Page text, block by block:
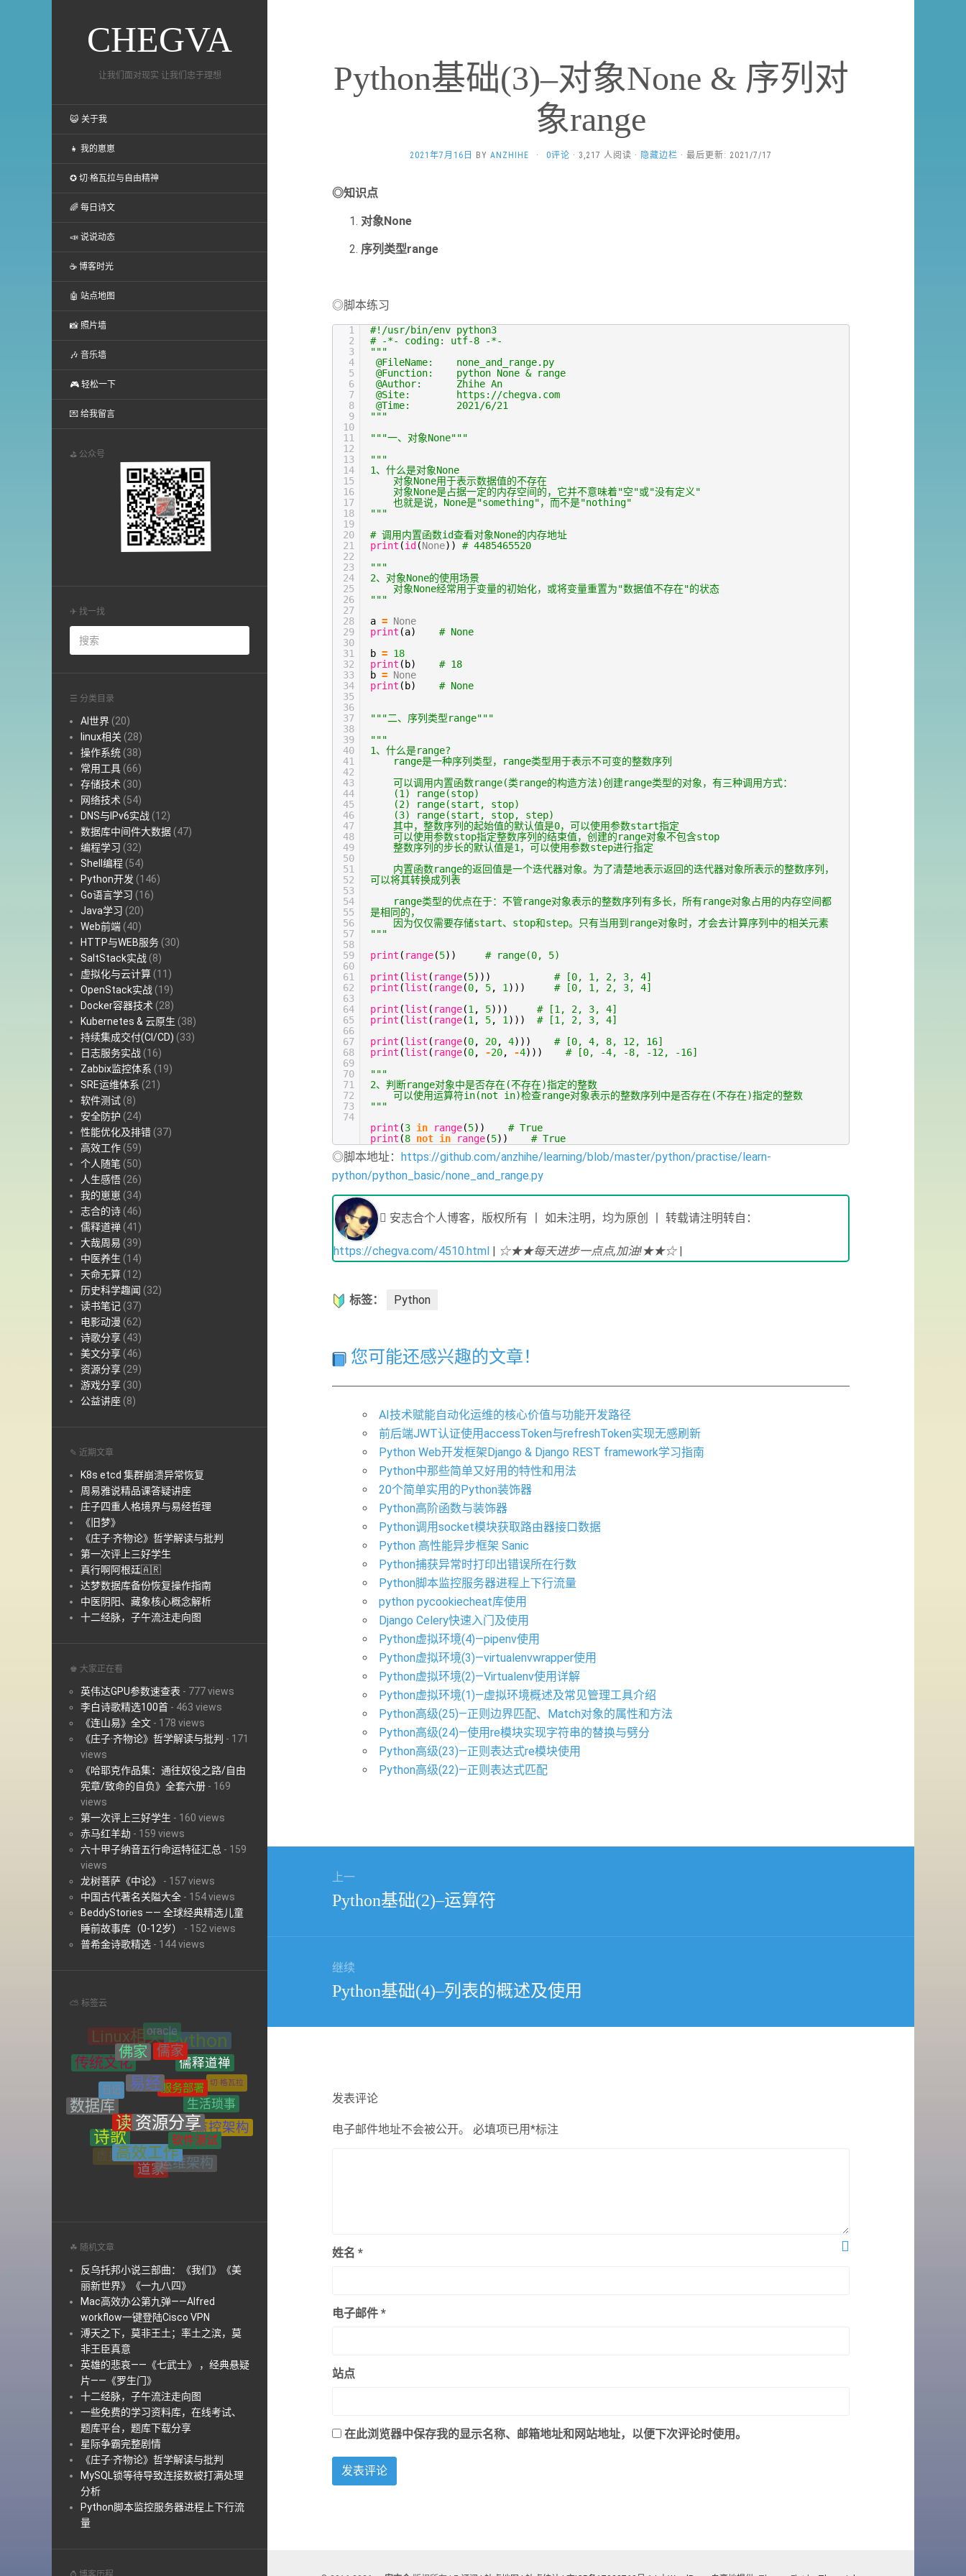
CHEGVA
让我们面对现实 让我们忠于理想
😺 关于我
👧 我的崽崽
✪ 切·格瓦拉与自由精神
🌈 每日诗文
📣 说说动态
☕ 博客时光
🤖 站点地图
📸 照片墙
🎶 音乐墙
🎮 轻松一下
💌 给我留言
⛳ 公众号
✈ 找一找
☰ 分类目录
AI世界 (20)
linux相关 (28)
操作系统 (38)
常用工具 (66)
存储技术 (30)
网络技术 (54)
DNS与IPv6实战 (12)
数据库中间件大数据 (47)
编程学习 (32)
Shell编程 (54)
Python开发 (146)
Go语言学习 (16)
Java学习 (20)
Web前端 (40)
HTTP与WEB服务 (30)
SaltStack实战 (8)
虚拟化与云计算 (11)
OpenStack实战 (19)
Docker容器技术 (28)
Kubernetes & 云原生 (38)
持续集成交付(CI/CD) (33)
日志服务实战 (16)
Zabbix监控体系 (19)
SRE运维体系 (21)
软件测试 (8)
安全防护 (24)
性能优化及排错 (37)
高效工作 (59)
个人随笔 (50)
人生感悟 (26)
我的崽崽 (34)
志合的诗 (46)
儒释道禅 (41)
大哉周易 (39)
中医养生 (14)
天命无算 (12)
历史科学趣闻 (32)
读书笔记 (37)
电影动漫 (62)
诗歌分享 (43)
美文分享 (46)
资源分享 (29)
游戏分享 (30)
公益讲座 (8)
✎ 近期文章
K8s etcd 集群崩溃异常恢复
周易雅说精品课答疑讲座
庄子四重人格境界与易经哲理
《旧梦》
《庄子·齐物论》哲学解读与批判
第一次评上三好学生
真行啊阿根廷🇦🇷
达梦数据库备份恢复操作指南
中医阴阳、藏象核心概念解析
十二经脉，子午流注走向图
♚ 大家正在看
英伟达GPU参数速查表 - 777 views
李白诗歌精选100首 - 463 views
《连山易》全文 - 178 views
《庄子·齐物论》哲学解读与批判 - 171
views
《哈耶克作品集：通往奴役之路/自由
宪章/致命的自负》全套六册 - 169
views
第一次评上三好学生 - 160 views
赤马红羊劫 - 159 views
六十甲子纳音五行命运特征汇总 - 159
views
龙树菩萨《中论》
- 157 views
中国古代著名关隘大全 - 154 views
BeddyStories —— 全球经典精选儿童
睡前故事库（0-12岁）
- 152 views
普希金诗歌精选 - 144 views
⛅ 标签云
传统文化
佛家 儒家
儒释道禅
切·格瓦拉
操作系统
数据库
日记
易经服务部署
生活琐事
监控架构
禅宗
系统架构
网络
虚拟化
诗歌
读书资源分享
软件测试
运维架构
道家
高效工作
☘ 随机文章
反乌托邦小说三部曲：《我们》《美
丽新世界》《一九八四》
Mac高效办公第九弹——Alfred
workflow一键登陆Cisco VPN
溥天之下，莫非王土；率土之滨，莫
非王臣真意
英雄的悲哀——《七武士》 ，经典悬疑
片——《罗生门》
十二经脉，子午流注走向图
一些免费的学习资料库，在线考试、
题库平台，题库下载分享
星际争霸完整剧情
《庄子·齐物论》哲学解读与批判
MySQL锁等待导致连接数被打满处理
分析
Python脚本监控服务器进程上下行流
量
Python基础(3)–对象None & 序列对
象range
2021年7月16日 BY ANZHIHE · 0评论 · 3,217 人阅读 · 隐藏边栏 · 最后更新: 2021/7/17
◎知识点
对象None
序列类型range
◎脚本练习
1
2
3
4
5
6
7
8
9
10
11
12
13
14
15
16
17
18
19
20
21
22
23
24
25
26
27
28
29
30
31
32
33
34
35
36
37
38
39
40
41
42
43
44
45
46
47
48
49
50
51
52
53
54
55
56
57
58
59
60
61
62
63
64
65
66
67
68
69
70
71
72
73
74
#!/usr/bin/env python3
# -*- coding: utf-8 -*-
"""
@FileName: none_and_range.py
@Function: python None & range
@Author: Zhihe An
@Site: https://chegva.com
@Time: 2021/6/21
"""
"""一、对象None"""
"""
1、什么是对象None
对象None用于表示数据值的不存在
对象None是占据一定的内存空间的，它并不意味着"空"或"没有定义"
也就是说，None是"something"，而不是"nothing"
"""
# 调用内置函数id查看对象None的内存地址
print (id (None)) # 4485465520
"""
2、对象None的使用场景
对象None经常用于变量的初始化，或将变量重置为"数据值不存在"的状态
"""
a = None
print (a) # None
b = 18
print (b) # 18
b = None
print (b) # None
"""二、序列类型range"""
"""
1、什么是range?
range是一种序列类型，range类型用于表示不可变的整数序列
可以调用内置函数range(类range的构造方法)创建range类型的对象，有三种调用方式：
(1) range(stop)
(2) range(start, stop)
(3) range(start, stop, step)
其中，整数序列的起始值的默认值是0，可以使用参数start指定
可以使用参数stop指定整数序列的结束值，创建的range对象不包含stop
整数序列的步长的默认值是1，可以使用参数step进行指定
内置函数range的返回值是一个迭代器对象。为了清楚地表示返回的迭代器对象所表示的整数序列，
可以将其转换成列表
range类型的优点在于：不管range对象表示的整数序列有多长，所有range对象占用的内存空间都
是相同的，
因为仅仅需要存储start、stop和step。只有当用到range对象时，才会去计算序列中的相关元素
"""
print ( range(5)) # range(0, 5)
print (list ( range(5))) # [0, 1, 2, 3, 4]
print (list ( range(0, 5, 1 ))) # [0, 1, 2, 3, 4]
print (list ( range(1 , 5))) # [1, 2, 3, 4]
print (list ( range(1 , 5, 1 ))) # [1, 2, 3, 4]
print (list ( range(0, 20, 4))) # [0, 4, 8, 12, 16]
print (list ( range(0, -20, -4))) # [0, -4, -8, -12, -16]
"""
2、判断range对象中是否存在(不存在)指定的整数
可以使用运算符in(not in)检查range对象表示的整数序列中是否存在(不存在)指定的整数
"""
print (3 in range(5)) # True
print (8 not in range(5)) # True
◎脚本地址：
https://github.com/anzhihe/learning/blob/master/python/practise/learn-
python/python_basic/none_and_range.py
安志合个人博客，版权所有 丨 如未注明，均为原创 丨 转载请注明转自：
https://chegva.com/4510.html ☆★★每天进步一点点,加油!★★☆|
标签： Python
您可能还感兴趣的文章！
AI技术赋能自动化运维的核心价值与功能开发路径
前后端JWT认证使用accessToken与refreshToken实现无感刷新
Python Web开发框架Django & Django REST framework学习指南
Python中那些简单又好用的特性和用法
20个简单实用的Python装饰器
Python高阶函数与装饰器
Python调用socket模块获取路由器接口数据
Python 高性能异步框架 Sanic
Python捕获异常时打印出错误所在行数
Python脚本监控服务器进程上下行流量
python pycookiecheat库使用
Django Celery快速入门及使用
Python虚拟环境(4)—pipenv使用
Python虚拟环境(3)—virtualenvwrapper使用
Python虚拟环境(2)—Virtualenv使用详解
Python虚拟环境(1)—虚拟环境概述及常见管理工具介绍
Python高级(25)—正则边界匹配、Match对象的属性和方法
Python高级(24)—使用re模块实现字符串的替换与劈分
Python高级(23)—正则表达式re模块使用
Python高级(22)—正则表达式匹配
上一
上
篇
Python基础(2)–运算符
继续
下
篇
Python基础(4)–列表的概述及使用
发表评论
电子邮件地址不会被公开。 必填项已用*标注
姓名 *
电子邮件 *
站点
在此浏览器中保存我的显示名称、邮箱地址和网站地址，以便下次评论时使用。